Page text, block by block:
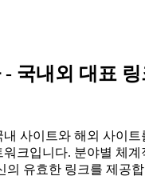
- 국내외 대표 링
내 사이트와 해외 사이
크입니다. 분야별 체계
의 유효한 링크를 제공